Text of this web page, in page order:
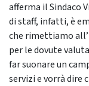
afferma il Sindaco
di staff, infatti, è
che rimettiamo
per le dovute
far suonare un
servizi e vorrà dire